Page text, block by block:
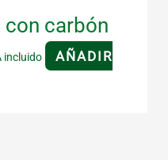
con carbón
incluido
AÑADIR